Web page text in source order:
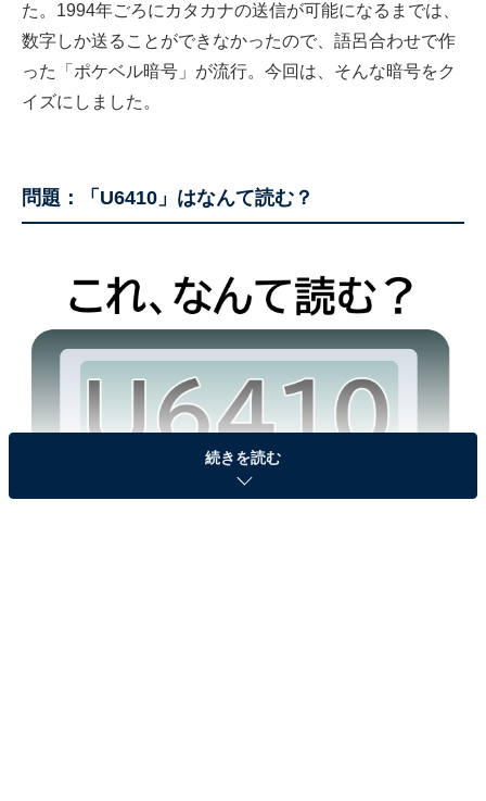
た。1994年ごろにカタカナの送信が可能になるまでは、
数字しか送ることができなかったので、語呂合わせで作
った「ポケベル暗号」が流行。今回は、そんな暗号をク
イズにしました。
問題：「U6410」はなんて読む？
続きを読む